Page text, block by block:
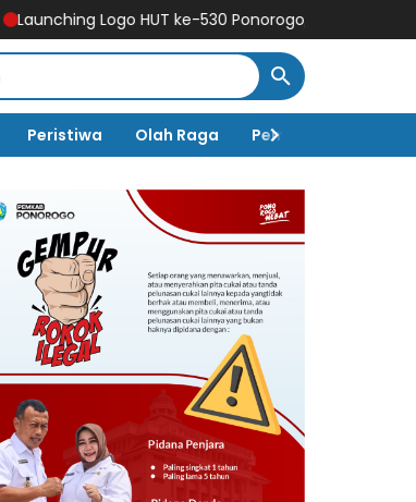
HUT ke-530 Ponorogo, Simbol Harmoni Budaya
Peristiwa Olah Raga Pembangunan